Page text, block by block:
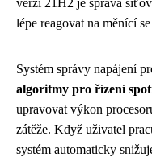
lépe reagovat na měnící
Systém správy napájení
algoritmy pro řízení
upravovat výkon
zátěže. Když uživatel
systém automaticky